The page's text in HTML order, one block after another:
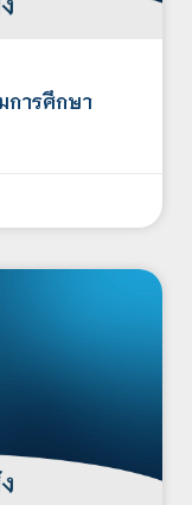
การศึกษา